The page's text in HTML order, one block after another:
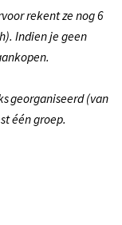
rekent ze nog 6
Indien je geen
georganiseerd (van
één groep.